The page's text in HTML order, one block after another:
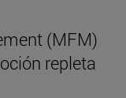
(MFM)
repleta